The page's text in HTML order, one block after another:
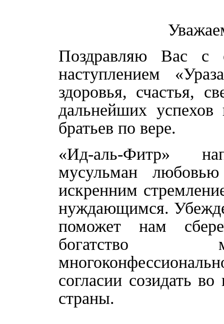
Поздравляю Вас с
наступлением
здоровья, счастья,
дальнейших
братьев по вере.
«Ид-аль-Фитр»
мусульман
искренним
нуждающимся.
поможет нам
богатство
согласии созидать
страны.